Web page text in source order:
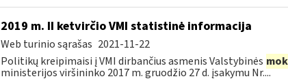
2019 m. II ketvirčio VMI statistinė informacija
Web turinio sąrašas 2021-11-22
Politikų kreipimaisi į VMI dirbančius asmenis Valstybinės
ministerijos viršininko 2017 m. gruodžio 27 d. įsakymu Nr....